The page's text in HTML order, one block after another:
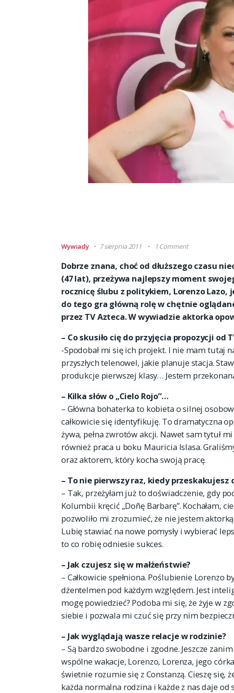
Wywiady 7 sierpnia 2011 1 Comment
Dobrze znana, choć od dłuższego czasu
(47 lat), przeżywa najlepszy moment
rocznicę ślubu z politykiem, Lorenzo
do tego gra główną rolę w chętnie
przez TV Azteca. W wywiadzie aktorka
– Co skusiło cię do przyjęcia propozycji od
-Spodobał mi się ich projekt. I nie mam tutaj
przyszłych telenowel, jakie planuje stacja.
produkcje pierwszej klasy… Jestem
– Kilka słów o „Cielo Rojo”…
– Główna bohaterka to kobieta o silnej
całkowicie się identyfikuję. To dramatyczna
żywa, pełna zwrotów akcji. Nawet sam tytuł
również praca u boku Mauricia Islasa.
oraz aktorem, który kocha swoją pracę.
– To nie pierwszy raz, kiedy
– Tak, przeżyłam już to doświadczenie, gdy
Kolumbii kręcić „Doñę Barbarę”. Kochałam,
pozwoliło mi zrozumieć, że nie jestem
Lubię stawiać na nowe pomysły i wybierać
to co robię odniesie sukces.
– Jak czujesz się w małżeństwie?
– Całkowicie spełniona. Poślubienie Lorenzo
dżentelmen pod każdym względem. Jest
mogę powiedzieć? Podoba mi się, że żyje w
siebie i pozwala mi czuć się przy nim
– Jak wyglądają wasze relacje w rodzinie?
– Są bardzo swobodne i zgodne. Jeszcze
wspólne wakacje, Lorenzo, Lorenza, jego
świetnie rozumie się z Constanzą. Cieszę się,
każda normalna rodzina i każde z nas daje od